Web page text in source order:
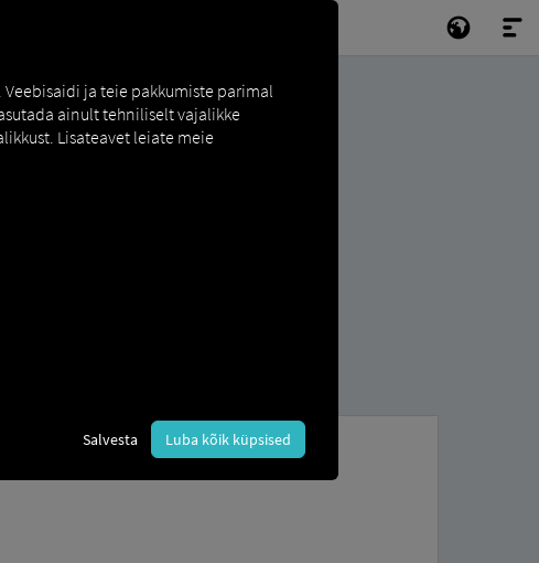
ja teie pakkumiste parimal
ainult tehniliselt vajalikke
Lisateavet leiate meie
Salvesta Luba kõik küpsised